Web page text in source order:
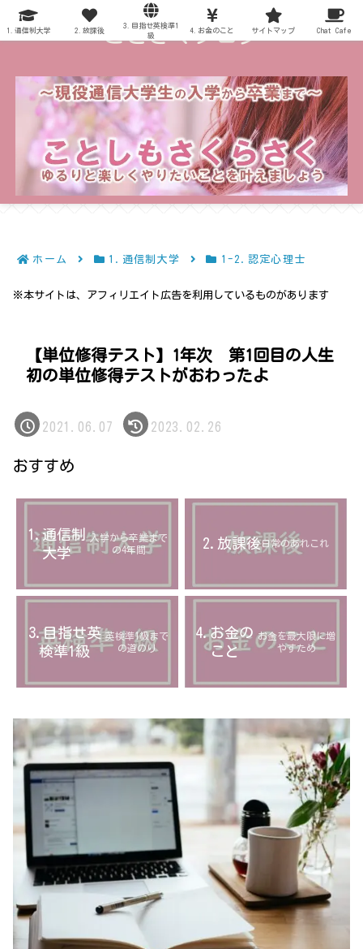
～ことさくブログ～
ホーム 1.通信制大学 1-2.認定心理士
※本サイトは、アフィリエイト広告を利用しているものがあります
【単位修得テスト】1年次 第1回目の人生
初の単位修得テストがおわったよ
2021.06.07 2023.02.26
おすすめ
1.通信制
大学
入学から卒業まで
の4年間
2.放課後日常のあれこれ
3.目指せ英
検準1級
英検準1級まで
の道のり
4.お金の
こと
お金を最大限に増
やすため
1.通信制大学 2.放課後
3.目指せ英検準1
級
4.お金のこと サイトマップ Chat Cafe